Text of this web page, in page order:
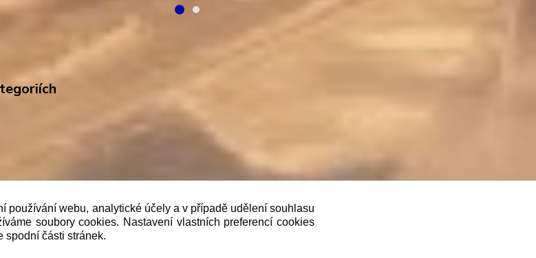
povinen vystavit kupujícímu účtenku. Zároveň je povinen zaevidovat přijatou tržbu u
48 hodin.“
používání webu, analytické účely a v případě udělení souhlasu
soubory cookies. Nastavení vlastních preferencí cookies
spodní části stránek.